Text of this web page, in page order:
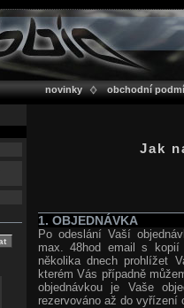
novinky obchodní
Jak
1. OBJEDNÁVKA
Po odeslání Vaší
max. 48hod email s kopií
několika dnech prohlížet
kterém Vás případně
objednávkou je Vaše
rezervováno až do vyřízení